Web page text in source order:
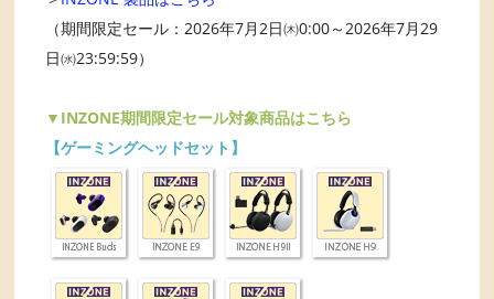
（期間限定セール：2026年7月2日㈭0:00～2026年7月29
日㈬23:59:59）
▼INZONE期間限定セール対象商品はこちら
【ゲーミングヘッドセット】